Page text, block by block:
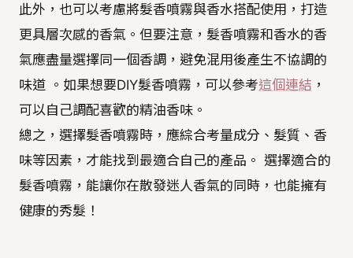
此外，也可以考慮將髮香噴霧與香水搭配使用，打造
更具層次感的香氣。但要注意，髮香噴霧和香水的香
氣應盡量選擇同一個香調，避免混用後產生不協調的
味道 。如果想要DIY髮香噴霧，可以參考這個連結 ，
可以自己調配喜歡的精油香味。
總之，選擇髮香噴霧時，應綜合考量成分、髮質、香
味等因素，才能找到最適合自己的產品。 選擇適合的
髮香噴霧，能讓你在散發迷人香氣的同時，也能擁有
健康的秀髮！